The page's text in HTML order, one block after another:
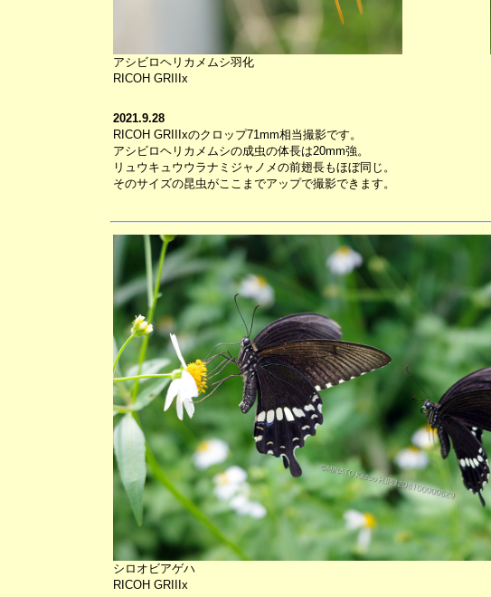
アシビロヘリカメムシ羽化
RICOH GRIIIx
2021.9.28
RICOH GRIIIxのクロップ71mm相当撮影です。
アシビロヘリカメムシの成虫の体長は20mm強。
リュウキュウウラナミジャノメの前翅長もほぼ同じ。
そのサイズの昆虫がここまでアップで撮影できます。
シロオビアゲハ
RICOH GRIIIx